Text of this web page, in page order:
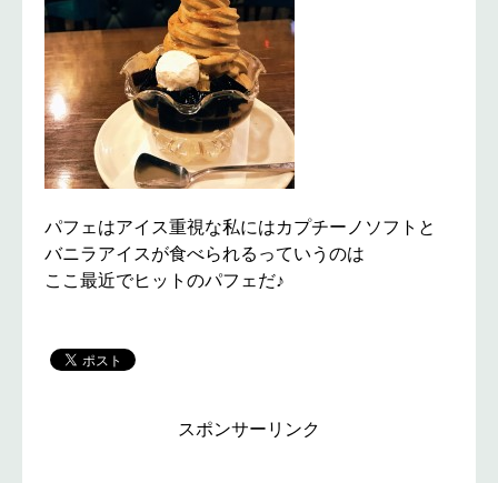
パフェはアイス重視な私にはカプチーノソフトと
バニラアイスが食べられるっていうのは
ここ最近でヒットのパフェだ♪
スポンサーリンク